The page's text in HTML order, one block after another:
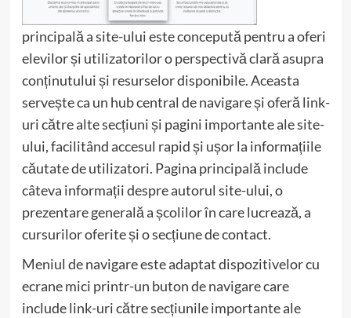
principală a site-ului este concepută pentru a oferi
elevilor și utilizatorilor o perspectivă clară asupra
conținutului și resurselor disponibile. Aceasta
servește ca un hub central de navigare și oferă link-
uri către alte secțiuni și pagini importante ale site-
ului, facilitând accesul rapid și ușor la informațiile
căutate de utilizatori. Pagina principală include
câteva informații despre autorul site-ului, o
prezentare generală a școlilor în care lucrează, a
cursurilor oferite și o secțiune de contact.
Meniul de navigare este adaptat dispozitivelor cu
ecrane mici printr-un buton de navigare care
include link-uri către secțiunile importante ale